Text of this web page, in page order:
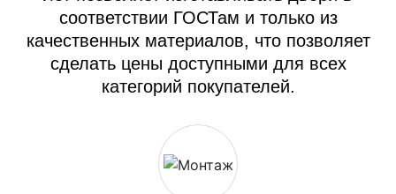
соответствии ГОСТам и только из
качественных материалов, что позволяет
сделать цены доступными для всех
категорий покупателей.